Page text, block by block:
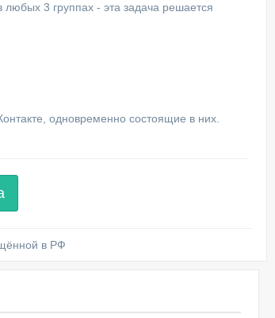
любых 3 группах - эта задача решается
одновременно состоящие в них.
в РФ